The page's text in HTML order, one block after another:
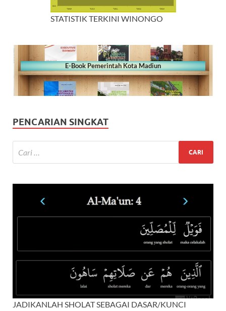
STATISTIK TERKINI WINONGO
E-Book Pemerintah Kota Madiun
PENCARIAN SINGKAT
JADIKANLAH SHOLAT SEBAGAI DASAR/KUNCI